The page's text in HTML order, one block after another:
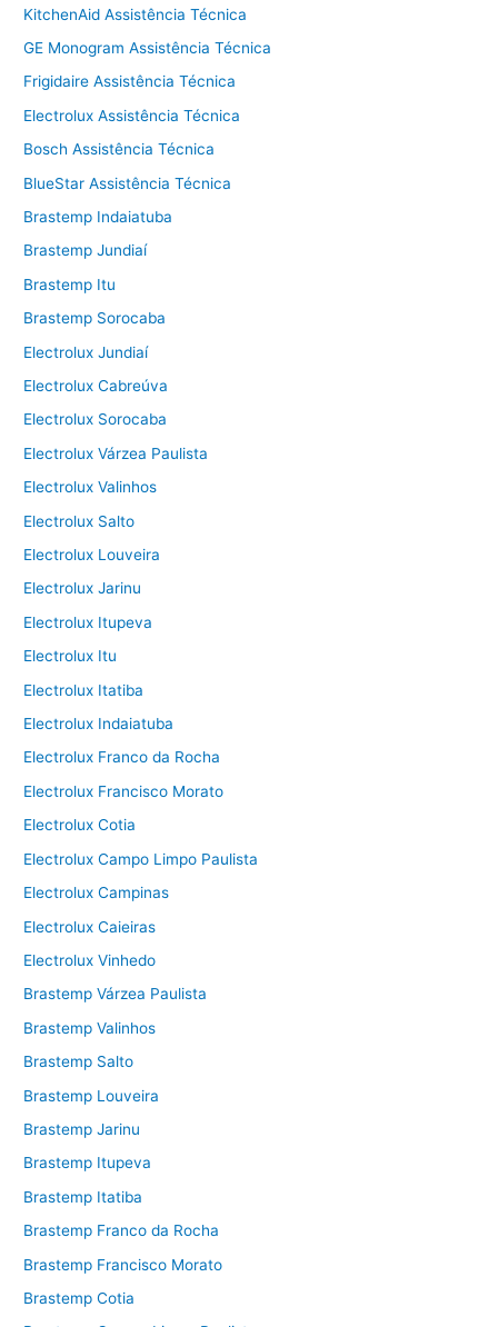
KitchenAid Assistência Técnica
GE Monogram Assistência Técnica
Frigidaire Assistência Técnica
Electrolux Assistência Técnica
Bosch Assistência Técnica
BlueStar Assistência Técnica
Brastemp Indaiatuba
Brastemp Jundiaí
Brastemp Itu
Brastemp Sorocaba
Electrolux Jundiaí
Electrolux Cabreúva
Electrolux Sorocaba
Electrolux Várzea Paulista
Electrolux Valinhos
Electrolux Salto
Electrolux Louveira
Electrolux Jarinu
Electrolux Itupeva
Electrolux Itu
Electrolux Itatiba
Electrolux Indaiatuba
Electrolux Franco da Rocha
Electrolux Francisco Morato
Electrolux Cotia
Electrolux Campo Limpo Paulista
Electrolux Campinas
Electrolux Caieiras
Electrolux Vinhedo
Brastemp Várzea Paulista
Brastemp Valinhos
Brastemp Salto
Brastemp Louveira
Brastemp Jarinu
Brastemp Itupeva
Brastemp Itatiba
Brastemp Franco da Rocha
Brastemp Francisco Morato
Brastemp Cotia